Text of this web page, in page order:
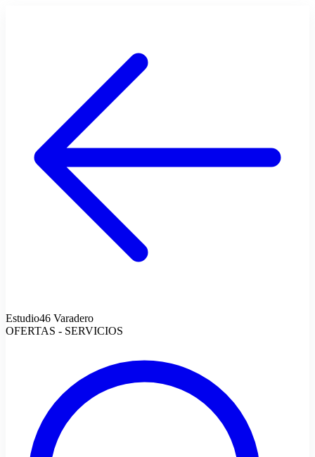
Estudio46 Varadero
OFERTAS - SERVICIOS